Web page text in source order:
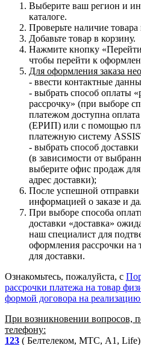
Выберите ваш регион и
каталоге.
Проверьте наличие
Добавьте товар в корзину.
Нажмите кнопку
чтобы перейти к
Для оформления заказа
- ввести контактные
- выбрать способ оплаты
рассрочку» (при выборе
платежом доступна оплата
(ЕРИП) или с помощью
платежную систему
- выбрать способ
(в зависимости от
выберите офис продаж
адрес доставки);
После успешной отправки
информацией о заказе и
При выборе способа
доставки «доставка»
наш специалист для
оформления рассрочки на
для доставки.
Ознакомьтесь, пожалуйста, с
рассрочки платежа на товар
формой договора на реализацию
При возникновении вопросов,
телефону:
123 ( Белтелеком, МТС, A1, Life)